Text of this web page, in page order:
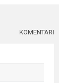
KOMENTARI